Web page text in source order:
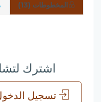
المخطوطات (13)
اشترك
تسجيل